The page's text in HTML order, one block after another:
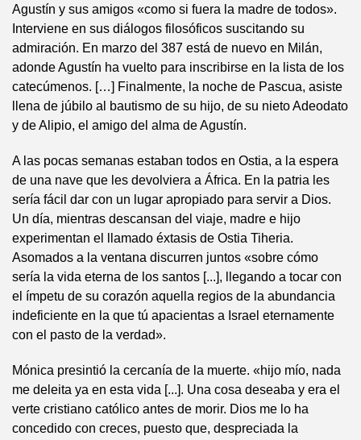
Agustín y sus amigos «como si fuera la madre de todos».
Interviene en sus diálogos filosóficos suscitando su
admiración. En marzo del 387 está de nuevo en Milán,
adonde Agustín ha vuelto para inscribirse en la lista de los
catecúmenos. […] Finalmente, la noche de Pascua, asiste
llena de júbilo al bautismo de su hijo, de su nieto Adeodato
y de Alipio, el amigo del alma de Agustín.
A las pocas semanas estaban todos en Ostia, a la espera
de una nave que les devolviera a África. En la patria les
sería fácil dar con un lugar apropiado para servir a Dios.
Un día, mientras descansan del viaje, madre e hijo
experimentan el llamado éxtasis de Ostia Tiheria.
Asomados a la ventana discurren juntos «sobre cómo
sería la vida eterna de los santos [...], llegando a tocar con
el ímpetu de su corazón aquella regios de la abundancia
indeficiente en la que tú apacientas a Israel eternamente
con el pasto de la verdad».
Mónica presintió la cercanía de la muerte. «hijo mío, nada
me deleita ya en esta vida [...]. Una cosa deseaba y era el
verte cristiano católico antes de morir. Dios me lo ha
concedido con creces, puesto que, despreciada la